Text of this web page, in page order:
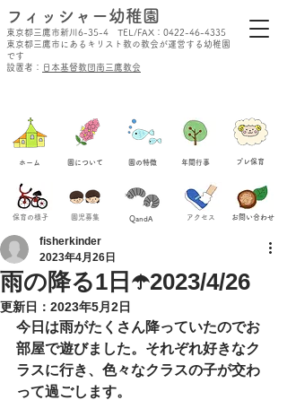
​フィッシャー幼稚園
東京都三鷹市新川6-35-4 TEL/FAX：0422-46-4335
東京都三鷹市にあるキリスト教の教会が運営する幼稚園
です
設置者： 日本基督教団南三鷹教会
ホーム ​園について ​園の特徴 ​年間行事
​お問い合わせ
QandA
保育の様子 ​園児募集 ​アクセス
​プレ保育
雨の降る1日☂️2023/4/26
fisherkinder
2023年4月26日
更新日： 2023年5月2日
今日は雨がたくさん降っていたのでお
部屋で遊びました。それぞれ好きなク
ラスに行き、色々なクラスの子が交わ
って過ごします。